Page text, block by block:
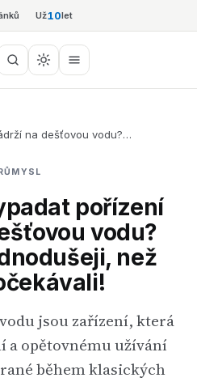
Už10let
na dešťovou vodu?…
pořízení
vodu?
než
jsou zařízení, která
a opětovnému užívání
během klasických